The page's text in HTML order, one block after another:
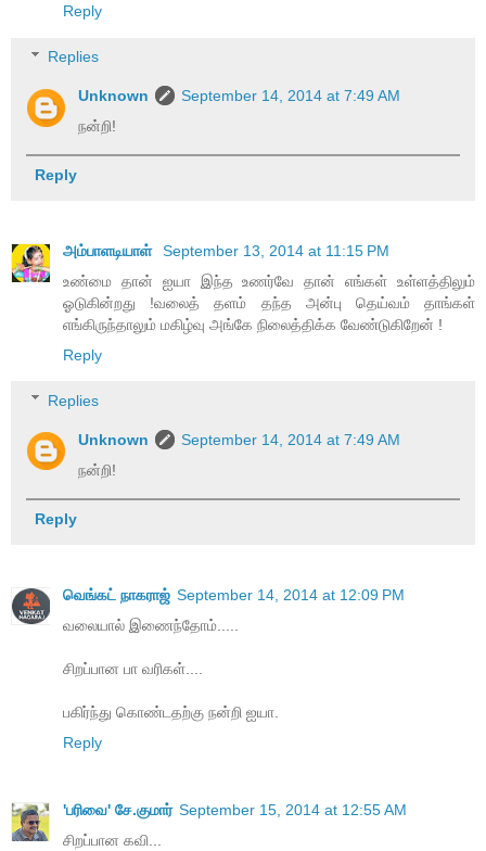
Reply
Replies
Unknown
September 14, 2014 at 7:49 AM
நன்றி!
Reply
அம்பாளடியாள் September 13, 2014 at 11:15 PM
உண்மை தான் ஐயா இந்த உணர்வே தான் எங்கள் உள்ளத்திலும்
ஓடுகின்றது !வலைத் தளம் தந்த அன்பு தெய்வம் தாங்கள்
எங்கிருந்தாலும் மகிழ்வு அங்கே நிலைத்திக்க வேண்டுகிறேன் !
Reply
Replies
Unknown
September 14, 2014 at 7:49 AM
நன்றி!
Reply
வெங்கட் நாகராஜ் September 14, 2014 at 12:09 PM
வலையால் இணைந்தோம்.....
சிறப்பான பா வரிகள்....
பகிர்ந்து கொண்டதற்கு நன்றி ஐயா.
Reply
'பரிவை' சே.குமார் September 15, 2014 at 12:55 AM
சிறப்பான கவி...